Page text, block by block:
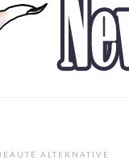
ALTERNATIVE